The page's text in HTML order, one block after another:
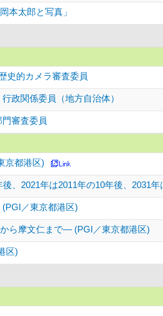
本太郎と写真」
史的カメラ審査委員
政関係委員（地方自治体）
審査委員
京都港区)
後、2021年は2011年の10年後、2031
／東京都港区)
ら摩文仁まで― (PGI／東京都港区)
区)